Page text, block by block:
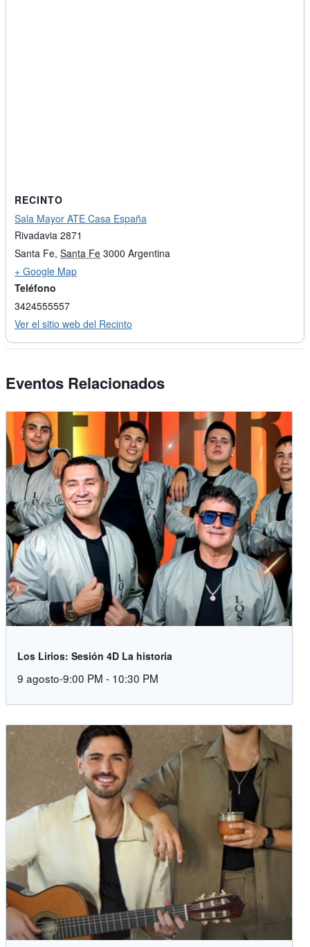
RECINTO
Sala Mayor ATE Casa España
Rivadavia 2871
Santa Fe, Santa Fe 3000 Argentina
+ Google Map
Teléfono
3424555557
Ver el sitio web del Recinto
Eventos Relacionados
Los Lirios: Sesión 4D La historia
9 agosto-9:00 PM - 10:30 PM